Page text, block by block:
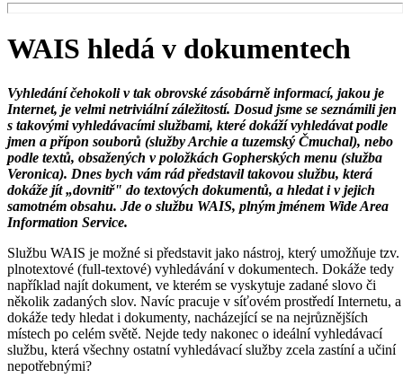
WAIS hledá v dokumentech
Vyhledání čehokoli v tak obrovské zásobárně informací, jakou je
Internet, je velmi netriviální záležitostí. Dosud jsme se seznámili jen
s takovými vyhledávacími službami, které dokáží vyhledávat podle
jmen a přípon souborů (služby Archie a tuzemský Čmuchal), nebo
podle textů, obsažených v položkách Gopherských menu (služba
Veronica). Dnes bych vám rád představil takovou službu, která
dokáže jít „dovnitř" do textových dokumentů, a hledat i v jejich
samotném obsahu. Jde o službu WAIS, plným jménem Wide Area
Information Service.
Službu WAIS je možné si představit jako nástroj, který umožňuje tzv.
plnotextové (full-textové) vyhledávání v dokumentech. Dokáže tedy
například najít dokument, ve kterém se vyskytuje zadané slovo či
několik zadaných slov. Navíc pracuje v síťovém prostředí Internetu, a
dokáže tedy hledat i dokumenty, nacházející se na nejrůznějších
místech po celém světě. Nejde tedy nakonec o ideální vyhledávací
službu, která všechny ostatní vyhledávací služby zcela zastíní a učiní
nepotřebnými?